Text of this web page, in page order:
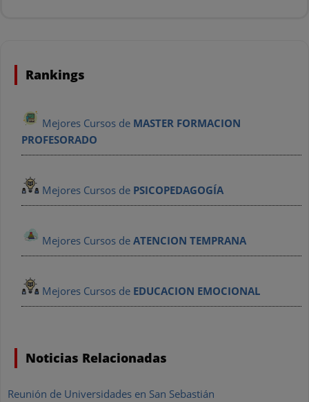
Rankings
Mejores Cursos de MASTER FORMACION
PROFESORADO
Mejores Cursos de PSICOPEDAGOGÍA
Mejores Cursos de ATENCION TEMPRANA
Mejores Cursos de EDUCACION EMOCIONAL
Noticias Relacionadas
Reunión de Universidades en San Sebastián